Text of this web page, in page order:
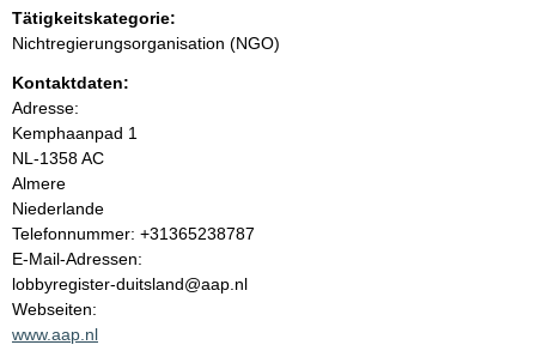
n
i
n
h
a
l
t
Tätigkeitskategorie:
Nichtregierungsorganisation (NGO)
Kontaktdaten:
Adresse:
Kemphaanpad 1
NL-1358 AC
Almere
Niederlande
K
o
n
t
a
Telefonnummer: +31365238787
E-Mail-Adressen:
lobbyregister-duitsland@aap.nl
Webseiten:
www.aap.nl